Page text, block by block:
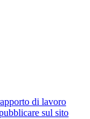
di lavoro
sul sito